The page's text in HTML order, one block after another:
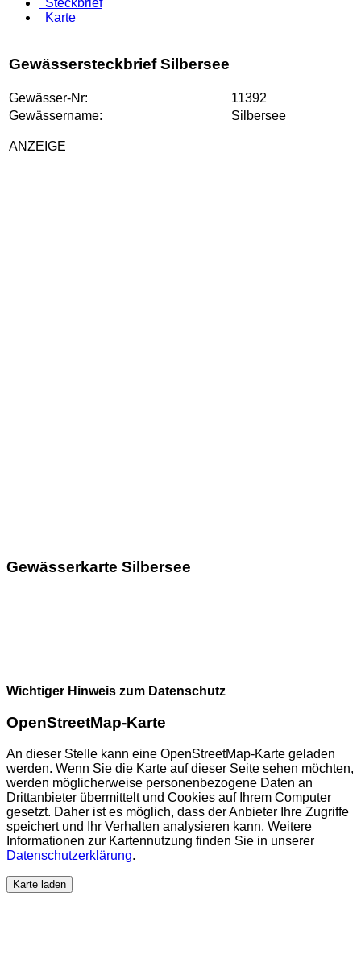
Karte
Gewässersteckbrief Silbersee
Gewässer-Nr:
11392
Gewässername:
Silbersee
ANZEIGE
Gewässerkarte Silbersee
Wichtiger Hinweis zum Datenschutz
OpenStreetMap-Karte
An dieser Stelle kann eine OpenStreetMap-Karte geladen
werden. Wenn Sie die Karte auf dieser Seite sehen möchten,
werden möglicherweise personenbezogene Daten an
Drittanbieter übermittelt und Cookies auf Ihrem Computer
gesetzt. Daher ist es möglich, dass der Anbieter Ihre Zugriffe
speichert und Ihr Verhalten analysieren kann. Weitere
Informationen zur Kartennutzung finden Sie in unserer
Datenschutzerklärung.
Karte laden